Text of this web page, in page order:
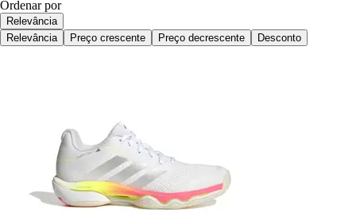
Ordenar por
Relevância
Relevância
Preço crescente Preço decrescente Desconto